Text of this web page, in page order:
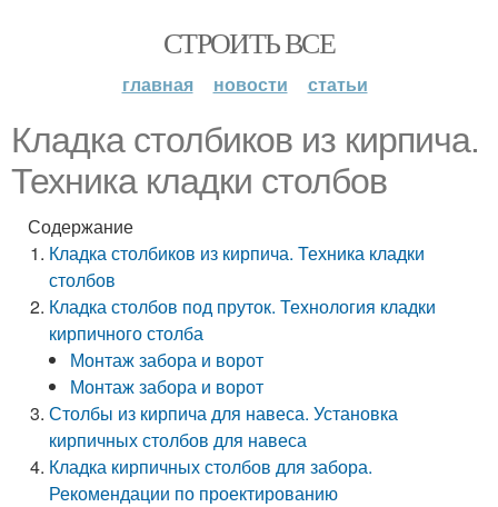
СТРОИТЬ ВСЕ
главная новости статьи
Кладка столбиков из кирпича.
Техника кладки столбов
Содержание
Кладка столбиков из кирпича. Техника кладки
столбов
Кладка столбов под пруток. Технология кладки
кирпичного столба
Монтаж забора и ворот
Монтаж забора и ворот
Столбы из кирпича для навеса. Установка
кирпичных столбов для навеса
Кладка кирпичных столбов для забора.
Рекомендации по проектированию